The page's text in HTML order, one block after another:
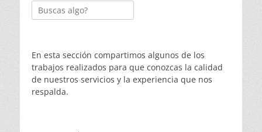
Buscar:
En esta sección compartimos algunos de los
trabajos realizados para que conozcas la calidad
de nuestros servicios y la experiencia que nos
respalda.